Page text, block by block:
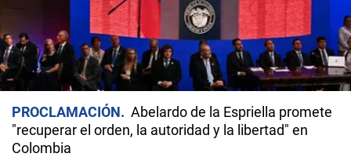
PROCLAMACIÓN
Abelardo de la Espriella promete
"recuperar el orden, la autoridad y la libertad" en
Colombia